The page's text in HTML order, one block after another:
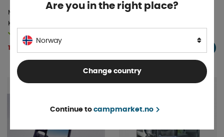
Milenco Grand Aero 3
Konveks Bilspeil
1 284 NOK
GoCamp Bakspeil Dødvinkel
Are you in the right place?
Norway
Change country
Continue to campmarket.no